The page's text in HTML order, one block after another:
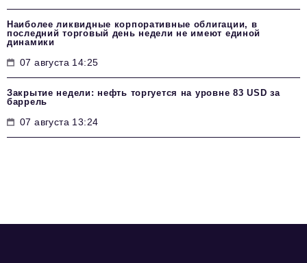
Наиболее ликвидные корпоративные облигации, в
последний торговый день недели не имеют единой
динамики
07 августа 14:25
Закрытие недели: нефть торгуется на уровне 83 USD за
баррель
07 августа 13:24